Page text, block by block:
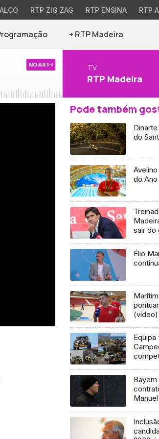
RTP ZIG ZAG RTP ENSINA RTP
+ RTP Madeira
NO AR TV
RTP Madeira
Pode também
do
do
sair do
Élio
(vídeo)
Equipa